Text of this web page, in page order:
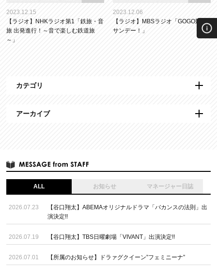
2023.12.15
【ラジオ】NHKラジオ第1「鉄旅・音
旅 出発進行！～音で楽しむ鉄道旅
～」
2023.12.06
【ラジオ】MBSラジオ「GOGO競馬
サンデー！」
カテゴリ
アーカイブ
ALL お知らせ マネージャー日誌
2026.07.23
【谷口翔太】ABEMAオリジナルドラマ「バカンスの法則」出
演決定!!
2026.07.19 【谷口翔太】TBS日曜劇場「VIVANT」出演決定!!
2026.07.01 【所属のお知らせ】ドラァグクイーン”フェミニーナ”